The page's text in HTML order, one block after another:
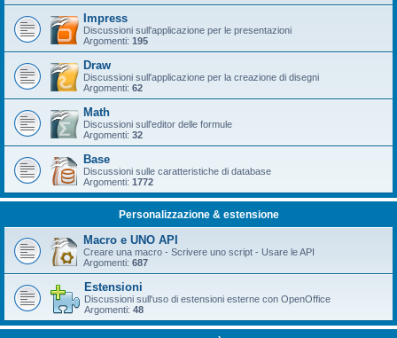
Impress
Discussioni sull'applicazione per le presentazioni
Argomenti: 195
Draw
Discussioni sull'applicazione per la creazione di disegni
Argomenti: 62
Math
Discussioni sull'editor delle formule
Argomenti: 32
Base
Discussioni sulle caratteristiche di database
Argomenti: 1772
Personalizzazione & estensione
Macro e UNO API
Creare una macro - Scrivere uno script - Usare le API
Argomenti: 687
Estensioni
Discussioni sull'uso di estensioni esterne con OpenOffice
Argomenti: 48